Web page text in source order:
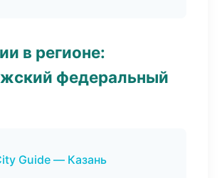
в регионе:
федеральный
Guide — Казань